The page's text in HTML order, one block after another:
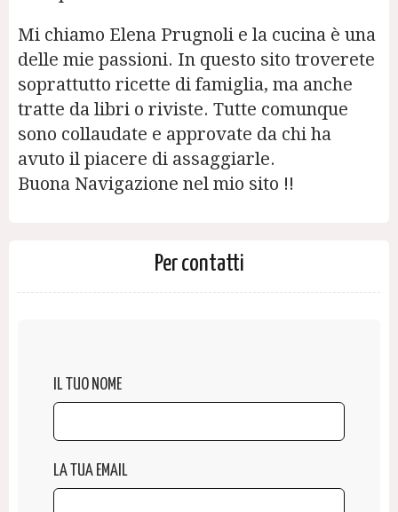
Mi chiamo Elena Prugnoli e la cucina è una
delle mie passioni. In questo sito troverete
soprattutto ricette di famiglia, ma anche
tratte da libri o riviste. Tutte comunque
sono collaudate e approvate da chi ha
avuto il piacere di assaggiarle.
Buona Navigazione nel mio sito !!
Per contatti
IL TUO NOME
LA TUA EMAIL